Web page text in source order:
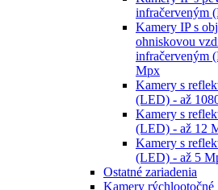
infračerveným
Kamery IP s
ohniskovou
infračerveným
Mpx
Kamery s
(LED) - až
Kamery s
(LED) - až 12
Kamery s
(LED) - až 5
Ostatné zariadenia
Kamery rýchlootočné